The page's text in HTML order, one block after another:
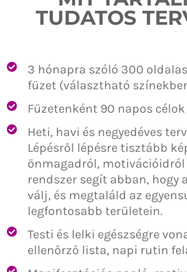
TUDATOS
3 hónapra szóló 300
füzet (választható
Füzetenként 90 napos
Heti, havi és negyedéves
Lépésről lépésre tisztább
önmagadról, motivációidról
rendszer segít abban, hogy
válj, és megtaláld az
legfontosabb területein.
Testi és lelki egészségre
ellenőrző lista, napi rutin